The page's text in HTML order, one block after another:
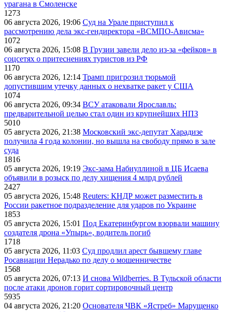
урагана в Смоленске
1273
06 августа 2026, 19:06 Суд на Урале приступил к
рассмотрению дела экс-гендиректора «ВСМПО-Ависма»
1072
06 августа 2026, 15:08 В Грузии завели дело из-за «фейков» в
соцсетях о притеснениях туристов из РФ
1170
06 августа 2026, 12:14 Трамп пригрозил тюрьмой
допустившим утечку данных о нехватке ракет у США
1074
06 августа 2026, 09:34 ВСУ атаковали Ярославль:
предварительной целью стал один из крупнейших НПЗ
5010
05 августа 2026, 21:38 Московский экс-депутат Харадизе
получила 4 года колонии, но вышла на свободу прямо в зале
суда
1816
05 августа 2026, 19:19 Экс-зама Набиуллиной в ЦБ Исаева
объявили в розыск по делу хищения 4 млрд рублей
2427
05 августа 2026, 15:48 Reuters: КНДР может разместить в
России ракетное подразделение для ударов по Украине
1853
05 августа 2026, 15:01 Под Екатеринбургом взорвали машину
создателя дрона «Упырь», водитель погиб
1718
05 августа 2026, 11:03 Суд продлил арест бывшему главе
Росавиации Нерадько по делу о мошенничестве
1568
05 августа 2026, 07:13 И снова Wildberries. В Тульской области
после атаки дронов горит сортировочный центр
5935
04 августа 2026, 21:20 Основателя ЧВК «Ястреб» Марущенко